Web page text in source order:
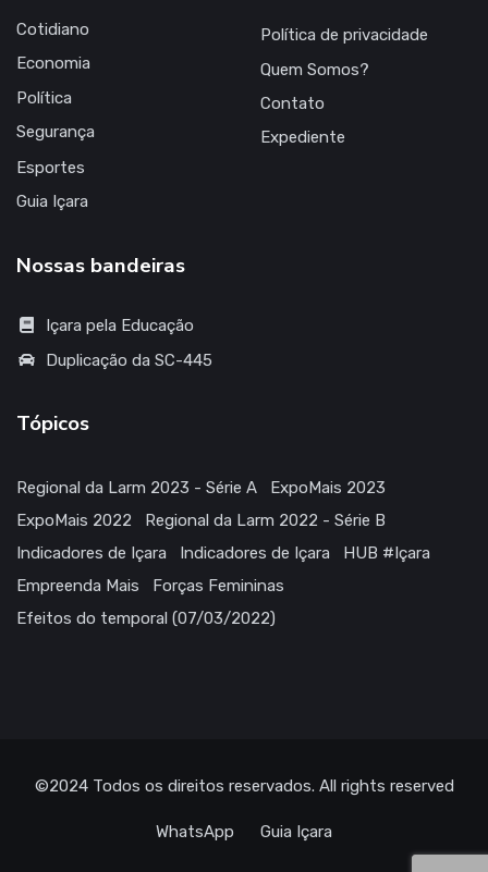
Cotidiano
Economia
Política
Segurança
Esportes
Guia Içara
Política de privacidade
Quem Somos?
Contato
Expediente
Nossas bandeiras
Içara pela Educação
Duplicação da SC-445
Tópicos
Regional da Larm 2023 - Série A
ExpoMais 2023
ExpoMais 2022
Regional da Larm 2022 - Série B
Indicadores de Içara
Indicadores de Içara
HUB #Içara
Empreenda Mais
Forças Femininas
Efeitos do temporal (07/03/2022)
©2024 Todos os direitos reservados. All rights reserved
WhatsApp Guia Içara